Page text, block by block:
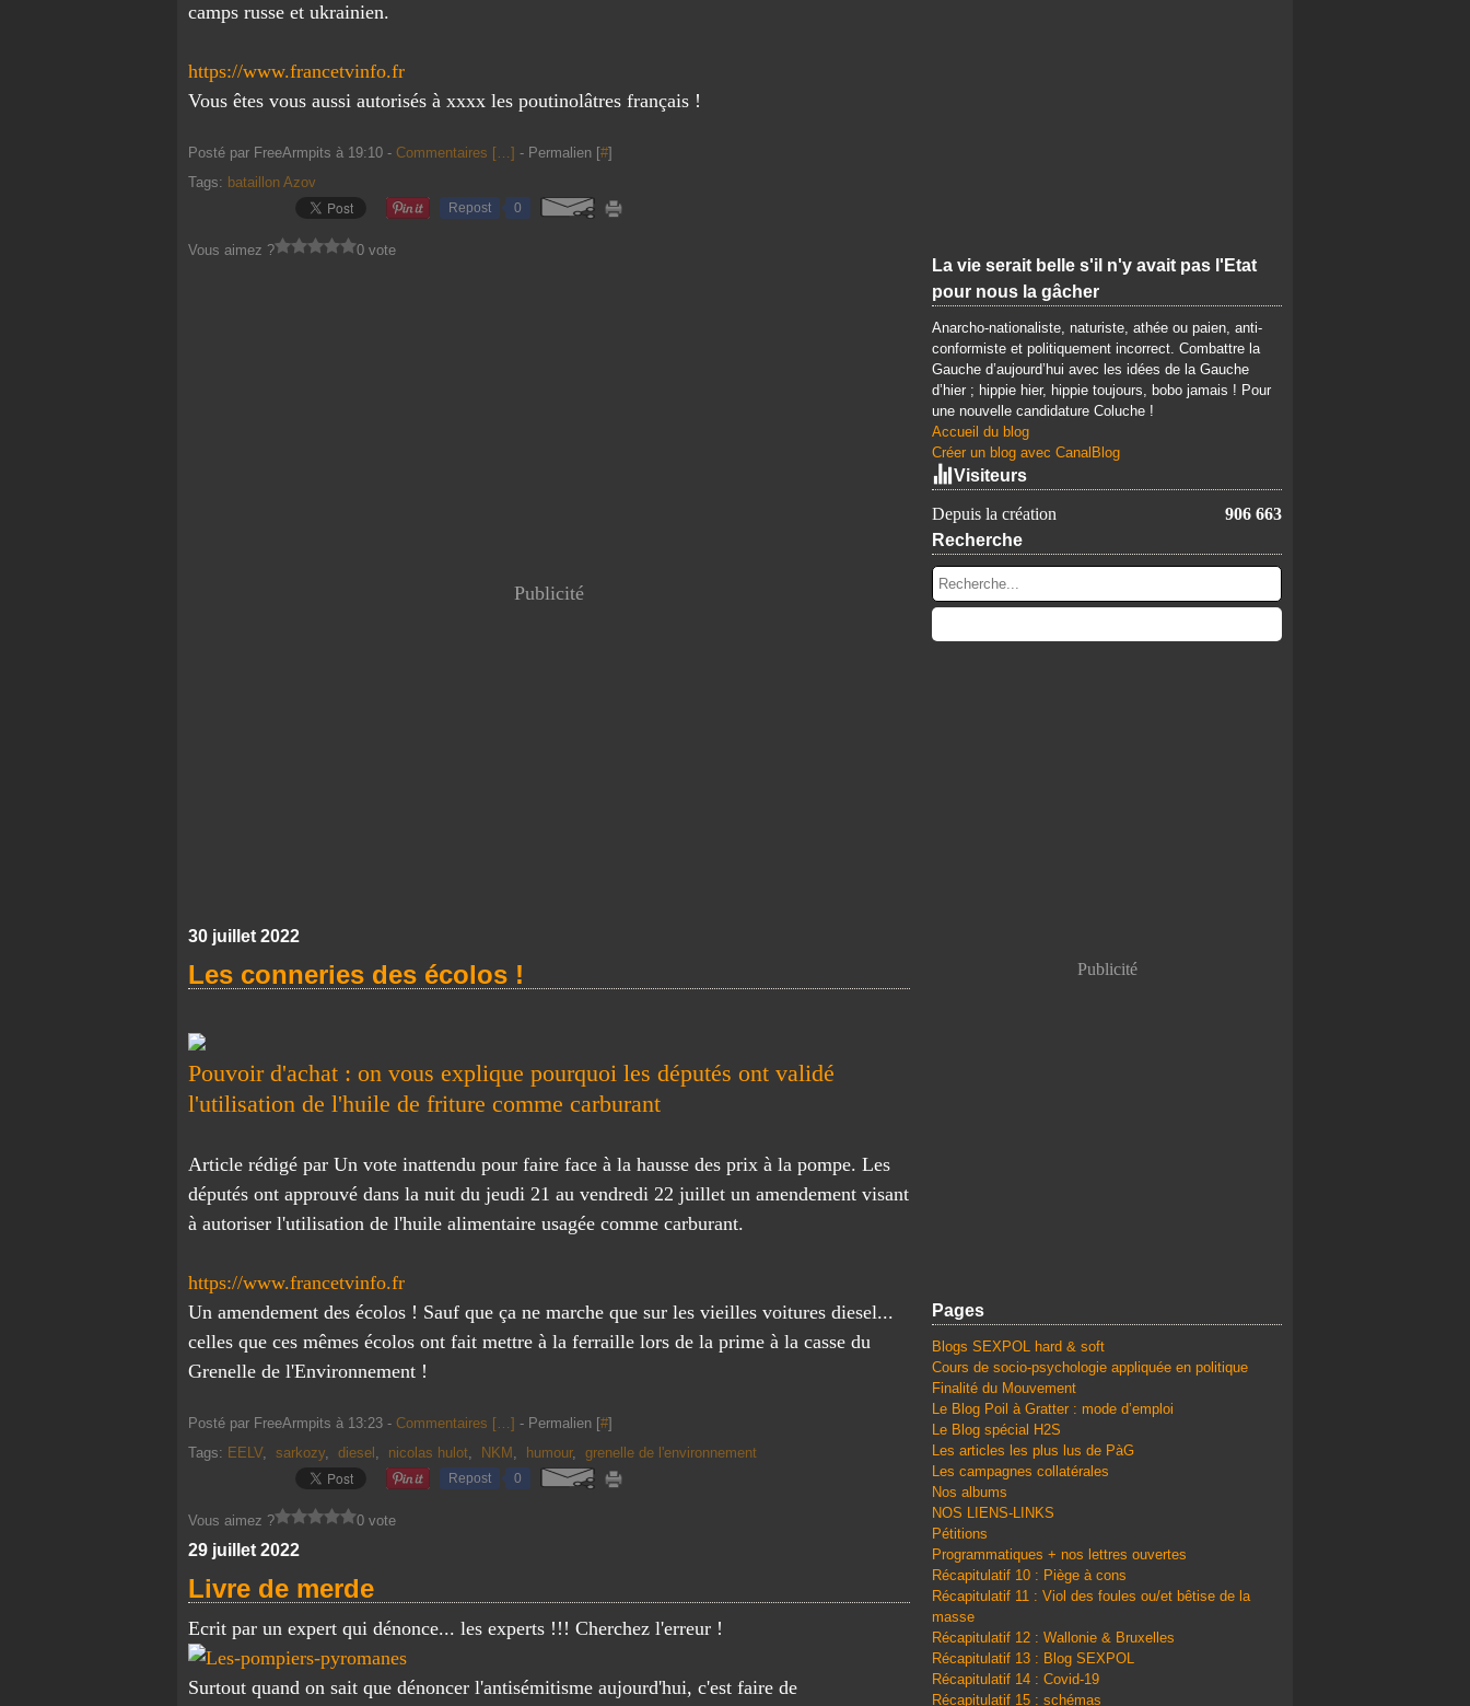
camps russe et ukrainien.
https://www.francetvinfo.fr
Vous êtes vous aussi autorisés à xxxx les poutinolâtres français !
Posté par FreeArmpits à 19:10 - Commentaires […] - Permalien [#]
Tags: bataillon Azov
Repost 0
Vous aimez ? 0 vote
Publicité
30 juillet 2022
Les conneries des écolos !
Pouvoir d'achat : on vous explique pourquoi les députés ont validé
l'utilisation de l'huile de friture comme carburant
Article rédigé par Un vote inattendu pour faire face à la hausse des prix à la pompe. Les
députés ont approuvé dans la nuit du jeudi 21 au vendredi 22 juillet un amendement visant
à autoriser l'utilisation de l'huile alimentaire usagée comme carburant.
https://www.francetvinfo.fr
Un amendement des écolos ! Sauf que ça ne marche que sur les vieilles voitures diesel...
celles que ces mêmes écolos ont fait mettre à la ferraille lors de la prime à la casse du
Grenelle de l'Environnement !
Posté par FreeArmpits à 13:23 - Commentaires […] - Permalien [#]
Tags: EELV, sarkozy, diesel , nicolas hulot, NKM , humour, grenelle de l'environnement
Repost 0
Vous aimez ? 0 vote
29 juillet 2022
Livre de merde
Ecrit par un expert qui dénonce... les experts !!! Cherchez l'erreur !
Surtout quand on sait que dénoncer l'antisémitisme aujourd'hui, c'est faire de
La vie serait belle s'il n'y avait pas l'Etat
pour nous la gâcher
Anarcho-nationaliste, naturiste, athée ou paien, anti-
conformiste et politiquement incorrect. Combattre la
Gauche d’aujourd’hui avec les idées de la Gauche
d’hier ; hippie hier, hippie toujours, bobo jamais ! Pour
une nouvelle candidature Coluche !
Accueil du blog
Créer un blog avec CanalBlog
Visiteurs
Depuis la création
906 663
Recherche
Publicité
Pages
Blogs SEXPOL hard & soft
Cours de socio-psychologie appliquée en politique
Finalité du Mouvement
Le Blog Poil à Gratter : mode d’emploi
Le Blog spécial H2S
Les articles les plus lus de PàG
Les campagnes collatérales
Nos albums
NOS LIENS-LINKS
Pétitions
Programmatiques + nos lettres ouvertes
Récapitulatif 10 : Piège à cons
Récapitulatif 11 : Viol des foules ou/et bêtise de la
masse
Récapitulatif 12 : Wallonie & Bruxelles
Récapitulatif 13 : Blog SEXPOL
Récapitulatif 14 : Covid-19
Récapitulatif 15 : schémas